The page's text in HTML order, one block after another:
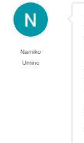
Namiko
Umino